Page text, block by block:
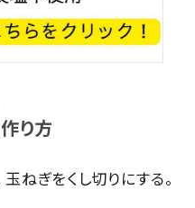
作り方
玉ねぎをくし切りにする。